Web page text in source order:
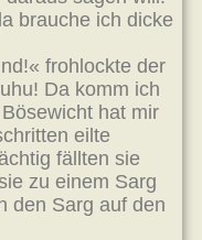
brauche ich dicke
frohlockte der
Da komm ich
hat mir
eilte
fällten sie
zu einem Sarg
den Sarg auf den